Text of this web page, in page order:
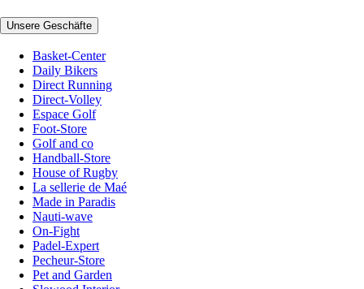
Unsere Geschäfte
Basket-Center
Daily Bikers
Direct Running
Direct-Volley
Espace Golf
Foot-Store
Golf and co
Handball-Store
House of Rugby
La sellerie de Maé
Made in Paradis
Nauti-wave
On-Fight
Padel-Expert
Pecheur-Store
Pet and Garden